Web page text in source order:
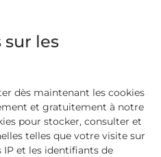
sur les
dès maintenant les cookies
et gratuitement à notre
pour stocker, consulter et
telles que votre visite sur
IP et les identifiants de